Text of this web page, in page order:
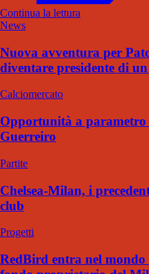
Continua la lettura
News
Nuova avventura per
diventare presidente di
Calciomercato
Opportunità a
Guerreiro
Partite
Chelsea-Milan, i
club
Progetti
RedBird entra nel mondo